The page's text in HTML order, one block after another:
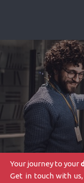
Your journey to your
Get in touch with